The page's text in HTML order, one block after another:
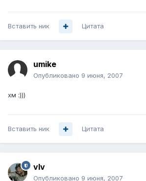
Вставить ник Цитата
umike
Опубликовано 9 июня, 2007
хм :)))
Вставить ник Цитата
vIv
Опубликовано 9 июня, 2007